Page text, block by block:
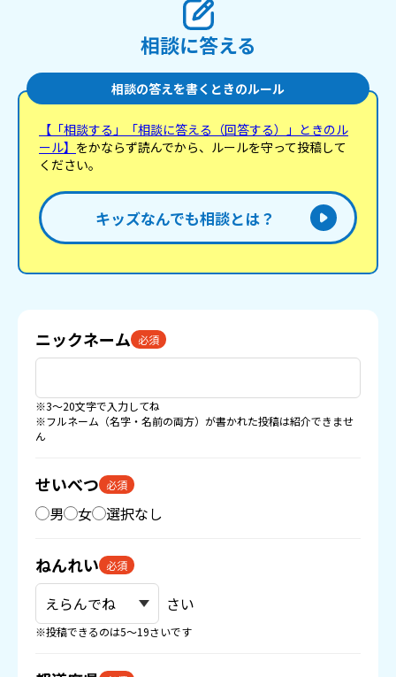
相談に答える
相談の答えを書くときのルール
【「相談する」「相談に答える（回答する）」ときのル
ール】 をかならず読んでから、ルールを守って投稿して
ください。
キッズなんでも相談とは？
ニックネーム 必須
※3〜20文字で入力してね
※フルネーム（名字・名前の両方）が書かれた投稿は紹介できませ
ん
せいべつ 必須
男 女 選択なし
ねんれい 必須
さい
※投稿できるのは5〜19さいです